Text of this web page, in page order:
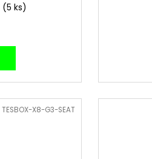
(5 ks)
TESBOX-X8-G3-SEAT